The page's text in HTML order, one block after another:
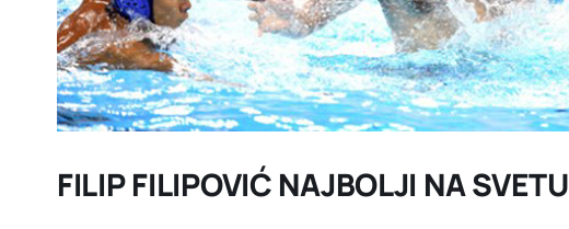
FILIP FILIPOVIĆ NAJBOLJI NA SVETU